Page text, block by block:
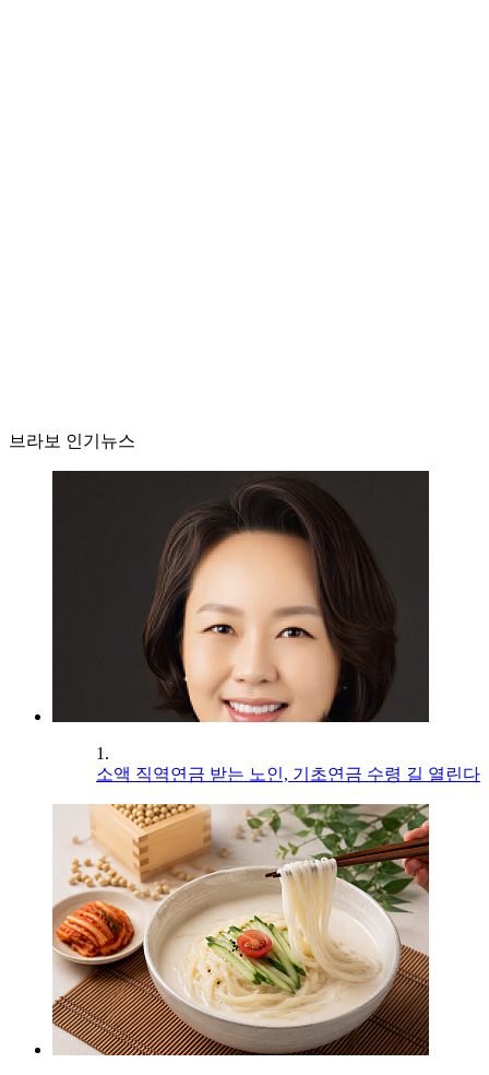
브라보 인기뉴스
1.
소액 직역연금 받는 노인, 기초연금 수령 길 열린다